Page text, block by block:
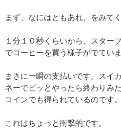
まず、なにはともあれ、をみてく
１分１０秒くらいから、スター
でコーヒーを買う様子がでていま
まさに一瞬の支払いです。スイ
ネーでピッとやったら終わりみ
コインでも得られているのです。
これはちょっと衝撃的です。